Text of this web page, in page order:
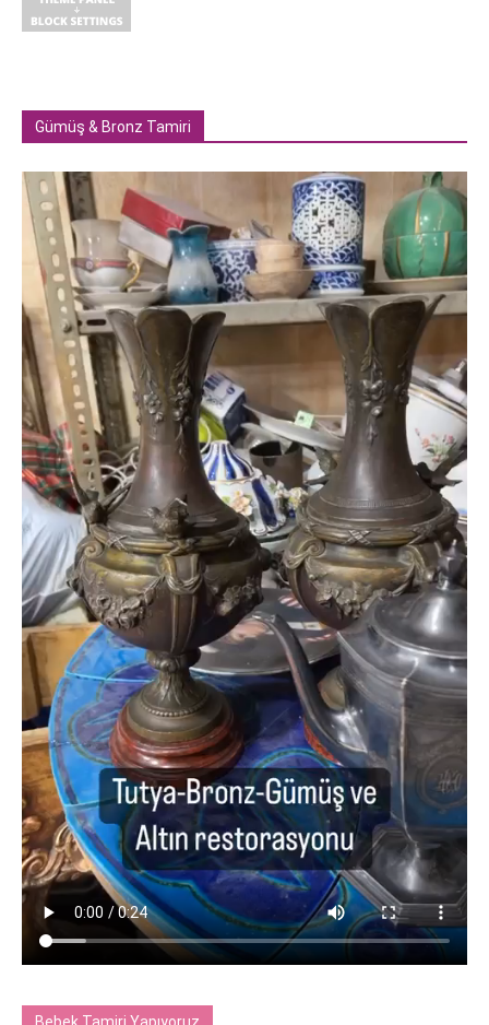
Gümüş & Bronz Tamiri